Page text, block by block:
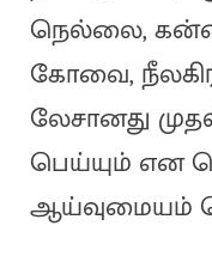
நெல்லை,
கோவை,
லேசானது
பெய்யும் என
ஆய்வுமையம்